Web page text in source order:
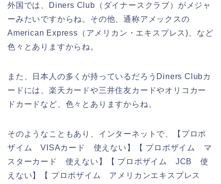
外国では、Diners Club（ダイナースクラブ）がメジャ
ーみたいですからね。その他、通称アメックスの
American Express（アメリカン・エキスプレス)、など
色々とありますからね。
また、日本人の多くが持っているだろうDiners Clubカ
ードには、楽天カードや三井住友カードやオリコカー
ドカードなど、色々とありますからね。
そのようなこともあり、インターネットで、【プロポ
ザイム VISAカード 使えない】【 プロポザイム マ
スターカード 使えない】【 プロポザイム JCB 使
えない】【 プロポザイム アメリカンエキスプレス